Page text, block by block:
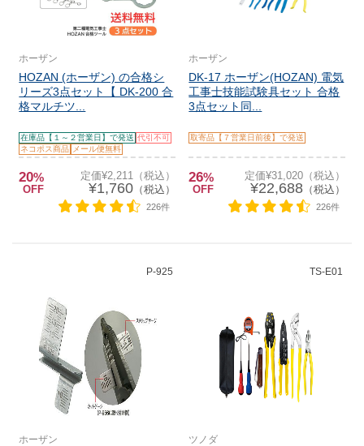
ホーザン
HOZAN (ホーザン) の合格シ
リーズ3点セット【 DK-200 合
格マルチツ...
在庫品【１～２営業日】で発送 代引不可
ネコポス商品
メール便無料
20%
OFF
定価¥2,211（税込）
¥1,760（税込）
226件
ホーザン
DK-17 ホーザン(HOZAN) 電気
工事士技能試験具セット 合格
3点セット同...
取寄品【７営業日前後】で発送
26%
OFF
定価¥31,020（税込）
¥22,688（税込）
226件
P-925
ホーザン
TS-E01
ツノダ